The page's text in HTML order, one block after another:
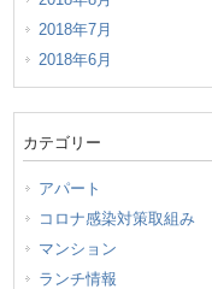
2018年7月
2018年6月
カテゴリー
アパート
コロナ感染対策取組み
マンション
ランチ情報